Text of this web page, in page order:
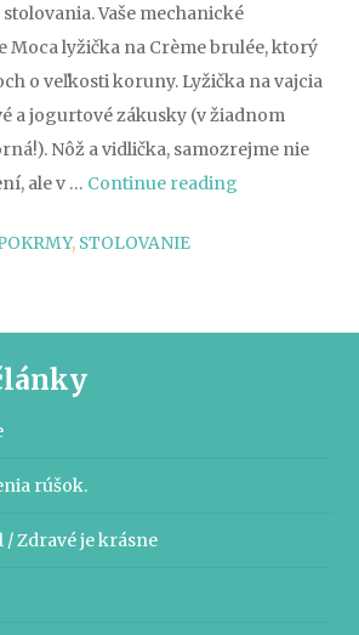
Vaše mechanické
Moca lyžička na Crème brulée, ktorý
o veľkosti koruny. Lyžička na vajcia
a jogurtové zákusky (v žiadnom
Nôž a vidlička, samozrejme nie
ale v … Continue reading
, STOLOVANIE
rúšok.
/ Zdravé je krásne